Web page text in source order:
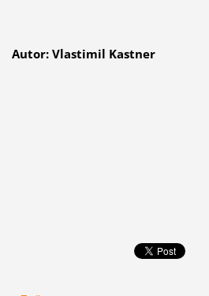
Autor: Vlastimil Kastner